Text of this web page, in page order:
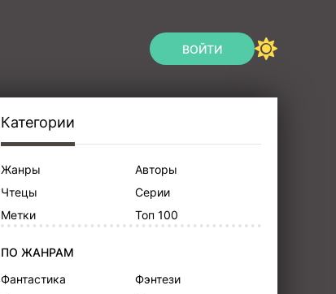
ВОЙТИ
Категории
Жанры
Авторы
Чтецы
Серии
Метки
Топ 100
ПО ЖАНРАМ
Фантастика
Фэнтези